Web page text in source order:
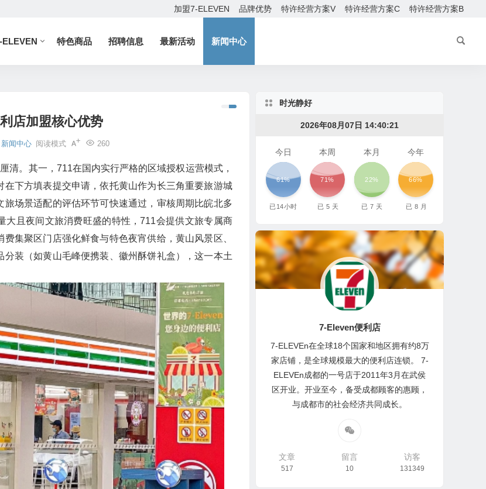
加盟7-ELEVEN 品牌优势 特许经营方案V 特许经营方案C 特许经营方案B
ELEVEN 特色商品 招聘信息 最新活动 新闻中心
店加盟核心优势
新闻中心 260
阅读模式
清。其一，711在国内实行严格的区域授权运营模式，
下方填表提交申请，依托黄山作为长三角重要旅游城
场景适配的评估环节可快速通过，审核周期比皖北多
且夜间文旅消费旺盛的特性，711会提供文旅专属商
集聚区门店强化鲜食与特色夜宵供给，黄山风景区、
装（如黄山毛峰便携装、徽州酥饼礼盒），这一本土
时光静好
2026年08月07日 14:40:23
今日
61%
已14小时
本周
71%
已 5 天
本月
22%
已 7 天
今年
66%
已 8 月
7-Eleven便利店
7-ELEVEn在全球18个国家和地区拥有约8万
家店铺，是全球规模最大的便利店连锁。 7-
ELEVEn成都的一号店于2011年3月在武侯
区开业。开业至今，备受成都顾客的惠顾，
与成都市的社会经济共同成长。
文章
517
留言
10
访客
131349